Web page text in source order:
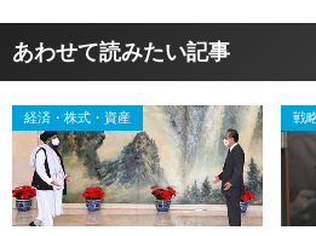
あわせて読みたい記事
経済・株式・資産 戦